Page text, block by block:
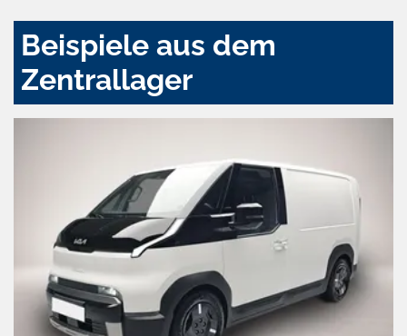
Beispiele aus dem
Zentrallager